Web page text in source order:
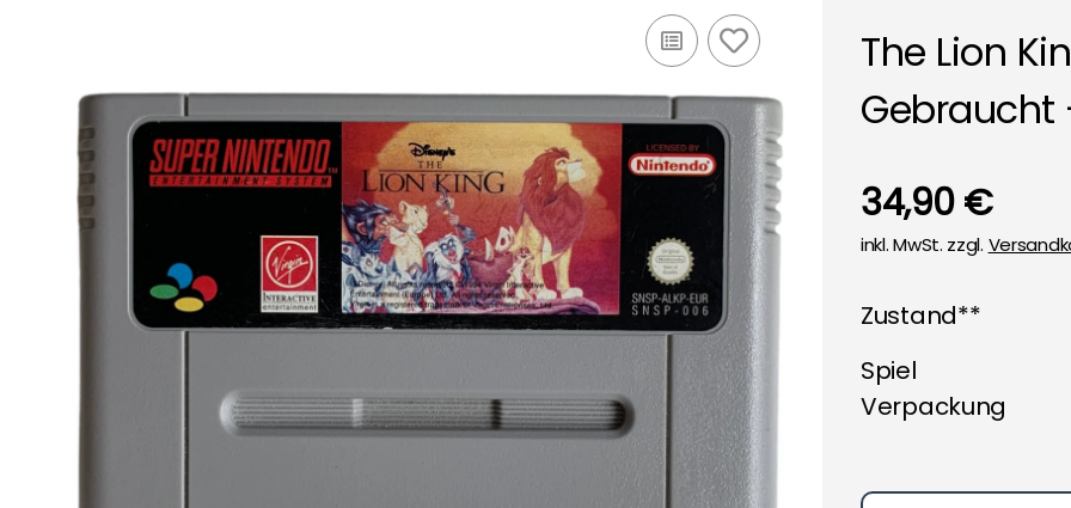
The Lion
Gebraucht
34,90 €
inkl. MwSt. zzgl.
Zustand**
Spiel
Verpackung